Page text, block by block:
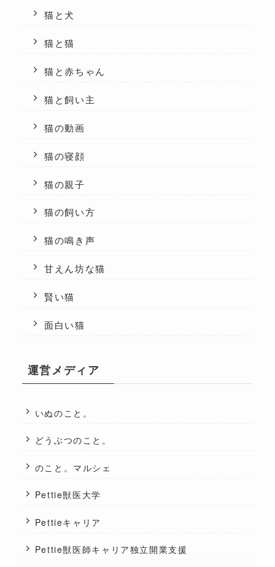
猫と犬
猫と猫
猫と赤ちゃん
猫と飼い主
猫の動画
猫の寝顔
猫の親子
猫の飼い方
猫の鳴き声
甘えん坊な猫
賢い猫
面白い猫
運営メディア
いぬのこと。
どうぶつのこと。
のこと。マルシェ
Pettie獣医大学
Pettieキャリア
Pettie獣医師キャリア独立開業支援